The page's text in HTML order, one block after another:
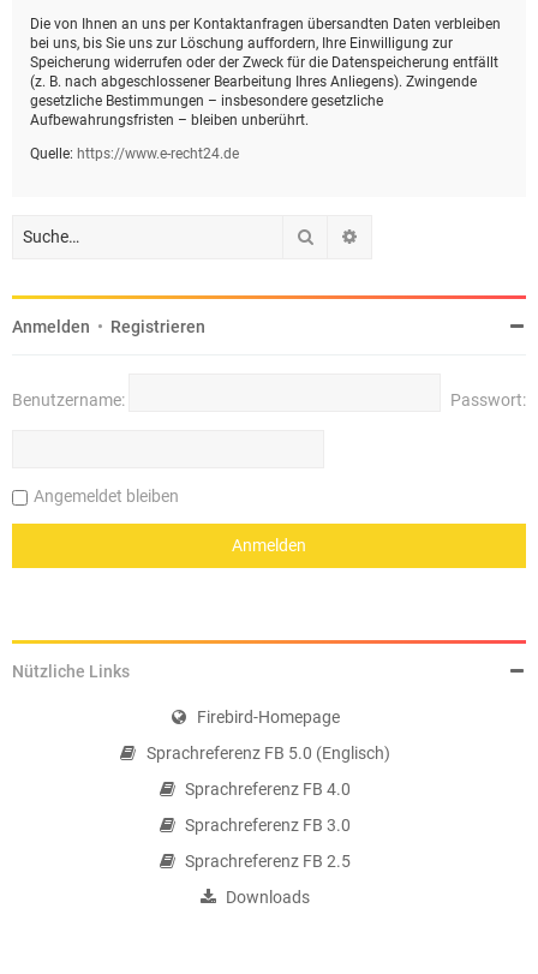
Die von Ihnen an uns per Kontaktanfragen übersandten Daten verbleiben
bei uns, bis Sie uns zur Löschung auffordern, Ihre Einwilligung zur
Speicherung widerrufen oder der Zweck für die Datenspeicherung entfällt
(z. B. nach abgeschlossener Bearbeitung Ihres Anliegens). Zwingende
gesetzliche Bestimmungen – insbesondere gesetzliche
Aufbewahrungsfristen – bleiben unberührt.
Quelle: https://www.e-recht24.de
Suche
Anmelden • Registrieren
Benutzername: Passwort:
Angemeldet bleiben
Nützliche Links
Firebird-Homepage
Sprachreferenz FB 5.0 (Englisch)
Sprachreferenz FB 4.0
Sprachreferenz FB 3.0
Sprachreferenz FB 2.5
Downloads